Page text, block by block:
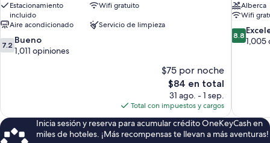
Estacionamiento
incluido
Wifi gratuito
Aire acondicionado
Servicio de limpieza
7.2
de
7.2 Bueno
1,011 opiniones
$75 por noche
El
precio
actual
es
de
$84
$84 en total
31 ago. - 1 sep.
Total con impuestos y cargos
Alberca
Wifi
8.8
de
8.8
1,005
Inicia sesión y reserva para acumular crédito OneKeyCash en
miles de hoteles. ¡Más recompensas te llevan a más aventuras!